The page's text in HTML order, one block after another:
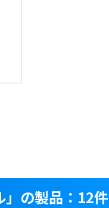
」の製品：12件